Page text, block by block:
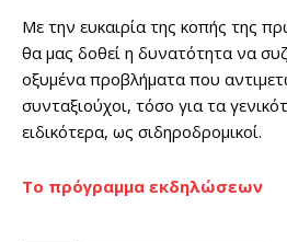
Με την ευκαιρία της κοπής της
θα μας δοθεί η δυνατότητα να
οξυμένα προβλήματα που
συνταξιούχοι, τόσο για τα
ειδικότερα, ως σιδηροδρομικοί.
Το πρόγραμμα εκδηλώσεων